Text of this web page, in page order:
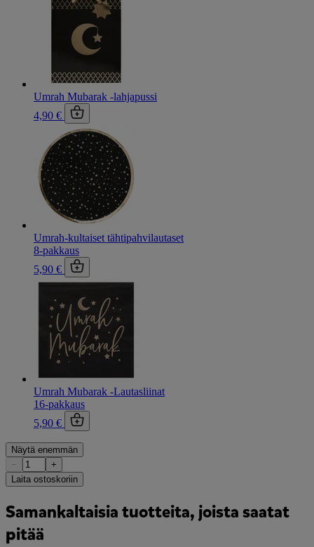
Umrah Mubarak -lahjapussi
4,90 €
Umrah-kultaiset tähtipahvilautaset
8-pakkaus
5,90 €
Umrah Mubarak -Lautasliinat
16-pakkaus
5,90 €
Näytä enemmän
−
+
Laita ostoskoriin
Samankaltaisia tuotteita, joista saatat
pitää